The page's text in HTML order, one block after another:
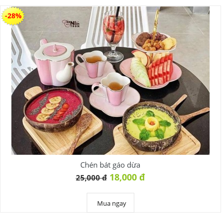
Chén bát gáo dừa
25,000 đ 18,000 đ
Mua ngay
-28%